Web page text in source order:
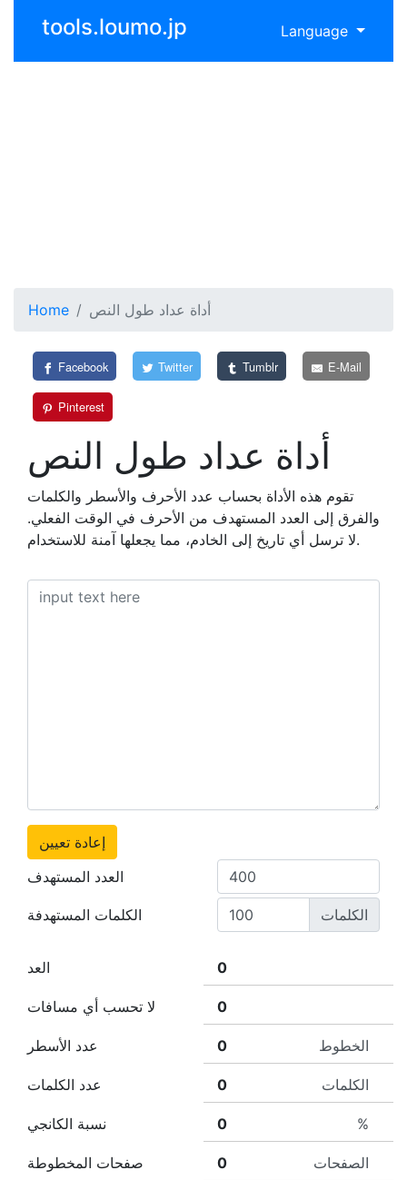
tools.loumo.jp Language
Home أداة عداد طول النص
Facebook Twitter Tumblr E-Mail
Pinterest
أداة عداد طول النص
تقوم هذه الأداة بحساب عدد الأحرف والأسطر والكلمات
والفرق إلى العدد المستهدف من الأحرف في الوقت الفعلي.
لا ترسل أي تاريخ إلى الخادم، مما يجعلها آمنة للاستخدام.
إعادة تعيين
العدد المستهدف
الكلمات المستهدفة الكلمات
العد
لا تحسب أي مسافات
عدد الأسطر الخطوط
عدد الكلمات الكلمات
نسبة الكانجي %
صفحات المخطوطة الصفحات